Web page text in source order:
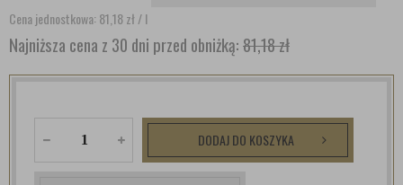
Cena jednostkowa: 81,18zł/ l
Najniższa cena z 30 dni przed obniżką:81,18 zł
DODAJ DO KOSZYKA